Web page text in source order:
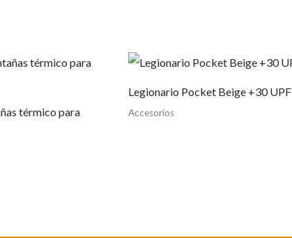
térmico para
Legionario Pocket Beige +30 UPF
Accesorios